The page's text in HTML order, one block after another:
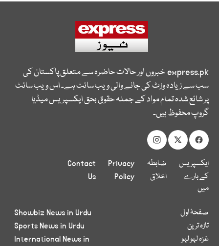
express.pkخبروں اور حالات حاضرہ سے متعلق پاکستان کی
سب سے زیادہ وزٹ کی جانے والی ویب سائٹ ہے۔ اس ویب سائٹ
پر شائع شدہ تمام مواد کے جملہ حقوق بحق ایکسپریس میڈیا
گروپ محفوظ ہیں۔
ایکسپریس
کے بارے
میں
ضابطہ
اخلاق
Privacy
Policy
Contact
Us
صفحۂ اول
تازہ ترین
غزہ لہو لہو
Showbiz News in Urdu
Sports News in Urdu
International News in